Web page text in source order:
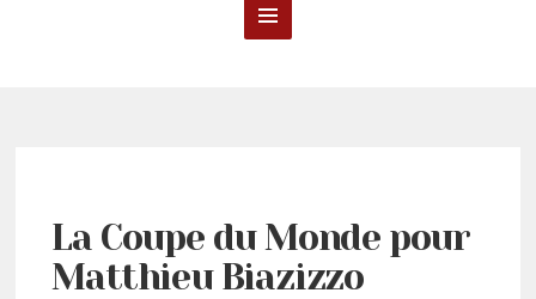
La Coupe du Monde pour
Matthieu Biazizzo